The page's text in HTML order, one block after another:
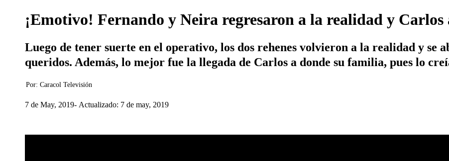
¡Emotivo! Fernando y Neira regresaron a la realidad y Carlos
Luego de tener suerte en el operativo, los dos rehenes volvieron a la realidad y se
queridos. Además, lo mejor fue la llegada de Carlos a donde su familia, pues lo
Por: Caracol Televisión
7 de May, 2019 Actualizado: 7 de may, 2019